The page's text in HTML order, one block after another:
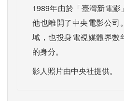
1989年由於「臺灣新電影
他也離開了中央電影公司
域，也投身電視媒體界數
的身分。
影人照片由中央社提供。